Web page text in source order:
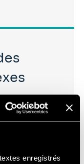
enregistrés
de
effet "boite
accompagne
méthodes